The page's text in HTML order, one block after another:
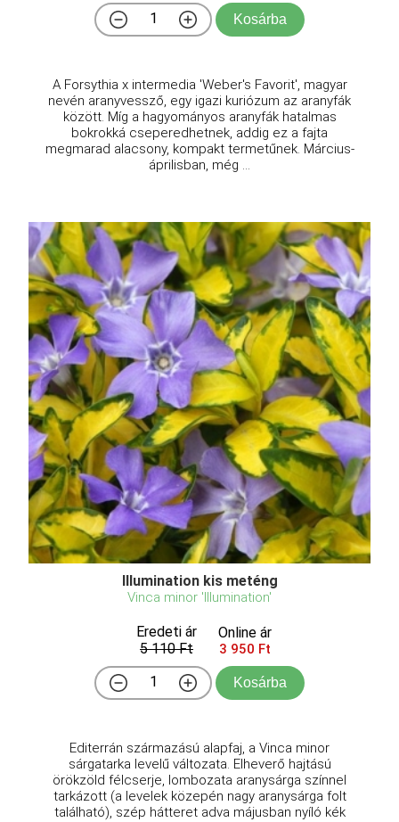
Kosárba
A Forsythia x intermedia 'Weber's Favorit', magyar
nevén aranyvessző, egy igazi kuriózum az aranyfák
között. Míg a hagyományos aranyfák hatalmas
bokrokká cseperedhetnek, addig ez a fajta
megmarad alacsony, kompakt termetűnek. Március-
áprilisban, még ...
Illumination kis meténg
Vinca minor 'Illumination'
Eredeti ár
5 110 Ft
Online ár
3 950 Ft
Kosárba
Editerrán származású alapfaj, a Vinca minor
sárgatarka levelű változata. Elheverő hajtású
örökzöld félcserje, lombozata aranysárga színnel
tarkázott (a levelek közepén nagy aranysárga folt
található), szép hátteret adva májusban nyíló kék